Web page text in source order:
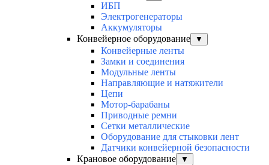
ИБП
Электрогенераторы
Аккумуляторы
Конвейерное оборудование
▼
Конвейерные ленты
Замки и соединения
Модульные ленты
Направляющие и натяжители
Цепи
Мотор-барабаны
Приводные ремни
Сетки металлические
Оборудование для стыковки лент
Датчики конвейерной безопасности
Крановое оборудование
▼